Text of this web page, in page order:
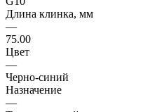
Длина клинка, мм
—
75.00
Цвет
—
Черно-синий
Назначение
—